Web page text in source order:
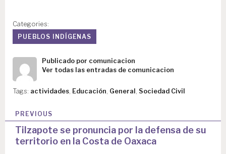
Categories:
PUEBLOS INDÍGENAS
Publicado por comunicacion
Ver todas las entradas de comunicacion
Tags: actividades Educación General Sociedad Civil
NPREVIOUS
Tilzapote se pronuncia por la defensa de su
territorio en la Costa de Oaxaca